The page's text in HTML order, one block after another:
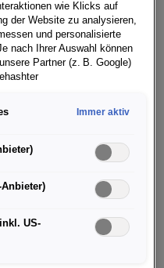
hat es geschafft:
15 Stunden und 42
neue, vollelektrische
zurück. Damit
(kombiniert)
war
auf öffentlichen
unterwegs.
81 Kilometer langen
alltäglichen Fahreinsatz
und
wie Klicks auf
der Website zu analysieren,
und personalisierte
nach Ihrer Auswahl können
Partner (z. B. Google)
Daten an
kann. In den USA besteht
können nicht
Kommission.
Immer aktiv
US-